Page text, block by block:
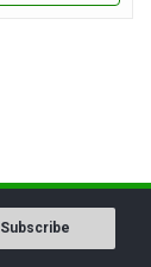
Subscribe